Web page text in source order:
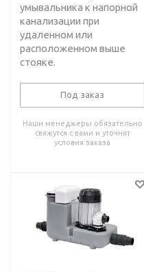
умывальника к напорной
канализации при
удаленном или
расположенном выше
стояке.
Под заказ
Наши менеджеры обязательно
свяжутся с вами и уточнят
условия заказа